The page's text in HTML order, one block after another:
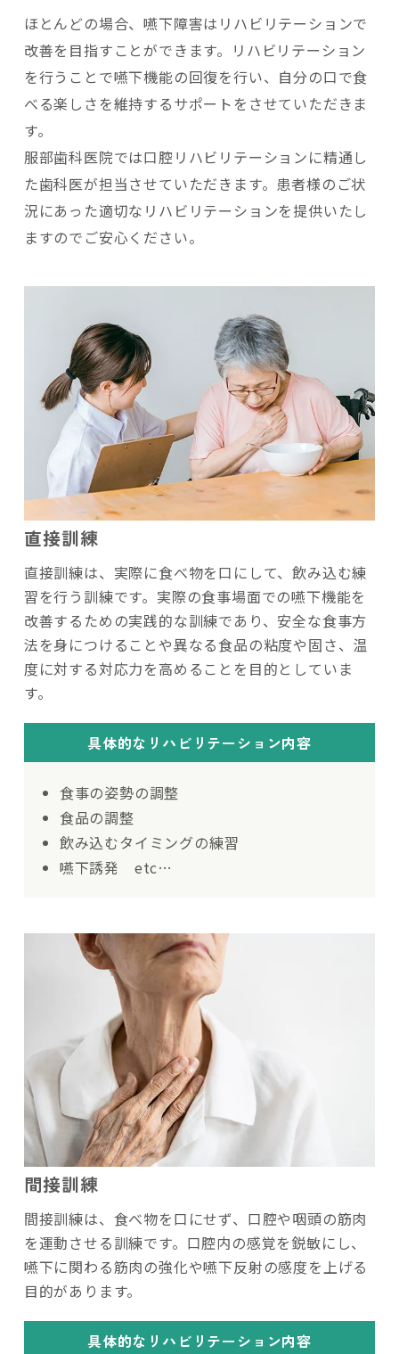
ほとんどの場合、嚥下障害はリハビリテーションで
改善を目指すことができます。リハビリテーション
を行うことで嚥下機能の回復を行い、自分の口で食
べる楽しさを維持するサポートをさせていただきま
す。
服部歯科医院では口腔リハビリテーションに精通し
た歯科医が担当させていただきます。患者様のご状
況にあった適切なリハビリテーションを提供いたし
ますのでご安心ください。
直接訓練
直接訓練は、実際に食べ物を口にして、飲み込む練
習を行う訓練です。実際の食事場面での嚥下機能を
改善するための実践的な訓練であり、安全な食事方
法を身につけることや異なる食品の粘度や固さ、温
度に対する対応力を高めることを目的としていま
す。
具体的なリハビリテーション内容
食事の姿勢の調整
食品の調整
飲み込むタイミングの練習
嚥下誘発 etc…
間接訓練
間接訓練は、食べ物を口にせず、口腔や咽頭の筋肉
を運動させる訓練です。口腔内の感覚を鋭敏にし、
嚥下に関わる筋肉の強化や嚥下反射の感度を上げる
目的があります。
具体的なリハビリテーション内容